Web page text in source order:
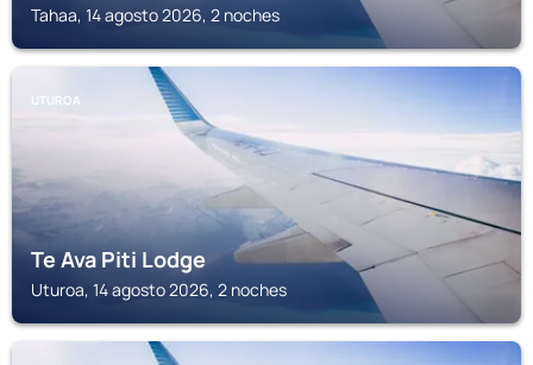
Tahaa, 14 agosto 2026, 2 noches
UTUROA
Te Ava Piti Lodge
Uturoa, 14 agosto 2026, 2 noches